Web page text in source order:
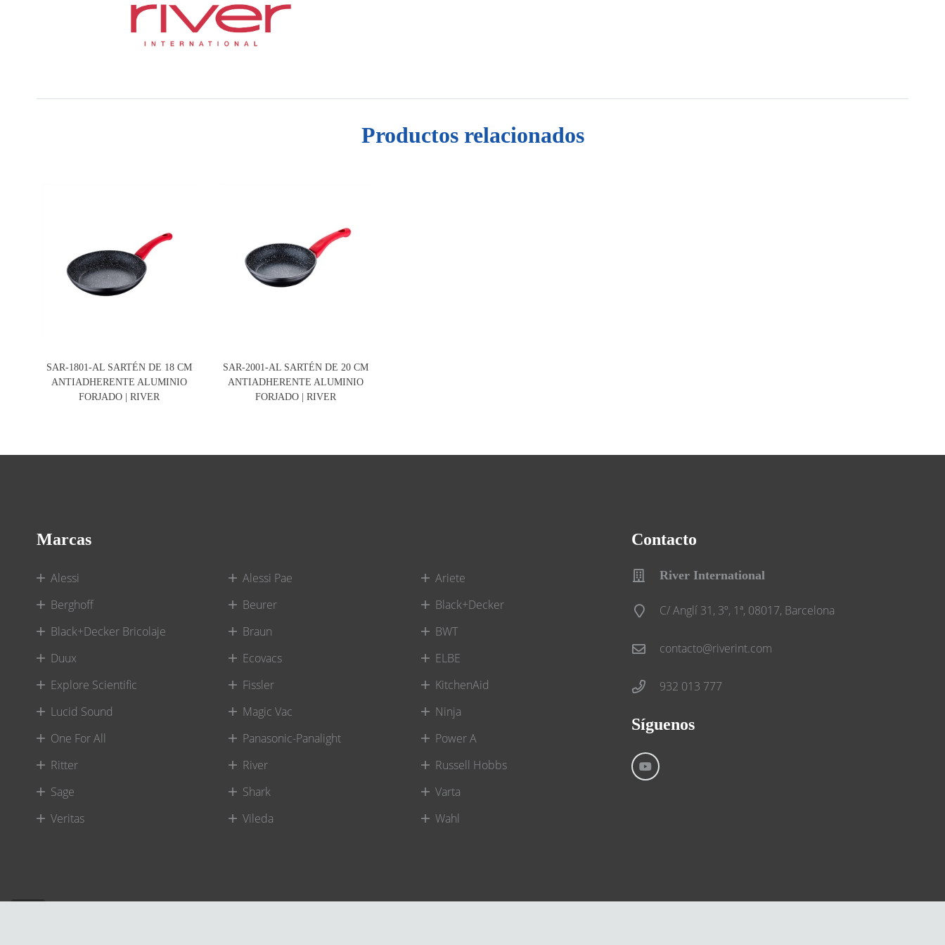
Productos relacionados
SAR-1801-AL SARTÉN DE 18 CM
ANTIADHERENTE ALUMINIO
FORJADO | RIVER
SAR-2001-AL SARTÉN DE 20 CM
ANTIADHERENTE ALUMINIO
FORJADO | RIVER
Marcas
Alessi Alessi Pae
Ariete
Berghoff
Beurer
Black+Decker
Black+Decker Bricolaje
Braun
BWT
Duux
Ecovacs
ELBE
Explore Scientific
Fissler
KitchenAid
Lucid Sound
Magic Vac
Ninja
One For All
Panasonic-Panalight
Power A
Ritter
River
Russell Hobbs
Sage
Shark
Varta
Veritas
Vileda Wahl
Contacto
River International
C/ Anglí 31, 3º, 1ª, 08017, Barcelona
contacto@riverint.com
932 013 777
Síguenos